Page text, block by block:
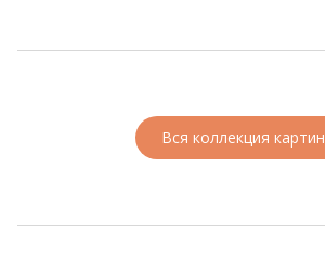
Вся коллекция картин